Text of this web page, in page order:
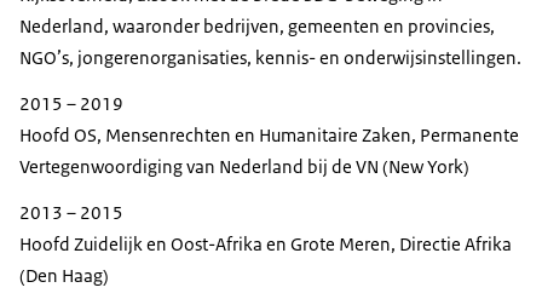
Nederland, waaronder bedrijven, gemeenten en provincies,
NGO’s, jongerenorganisaties, kennis- en onderwijsinstellingen.
2015 – 2019
Hoofd OS, Mensenrechten en Humanitaire Zaken, Permanente
Vertegenwoordiging van Nederland bij de VN (New York)
2013 – 2015
Hoofd Zuidelijk en Oost-Afrika en Grote Meren, Directie Afrika
(Den Haag)